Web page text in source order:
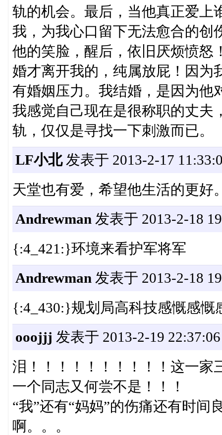
轨的机会。最后，当他真正爱上
我，为我心口留下无法愈合的创
他的笑脸，醒后，依旧厌烦愤怒
婚才离开我的，纯属放屁！因为
有婚姻压力。我结婚，是因为他
我感觉自己现在是很称职的丈夫
轨，仅仅是寻找一下刺激而已。
LF小北发表于 2013-2-17
天堂也有爱，希望他生活的更好
Andrewman 发表于 2013-2-18
{:4_421:}环境来看护军将军
Andrewman 发表于 2013-2-18
{:4_430:}规划局高科技感慨感慨
ooojjj 发表于 2013-2-19 22:37:06
泪！！！！！！！！！！这一家
一个同志又何尝不是！！！
“我”还有“妈妈”的伤痛还有时间
啊。。。